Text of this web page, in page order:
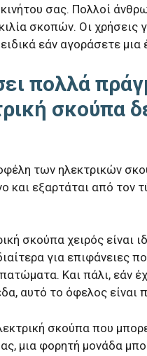
σας. Πολλοί
σκοπών. Οι χρήσεις
εάν αγοράσετε
πολλά
σκούπα
των ηλεκτρικών
και εξαρτάται από τον
σκούπα χειρός είναι
για επιφάνειες
Και πάλι, εάν
αυτό το όφελος είναι
σκούπα που
μια φορητή μονάδα